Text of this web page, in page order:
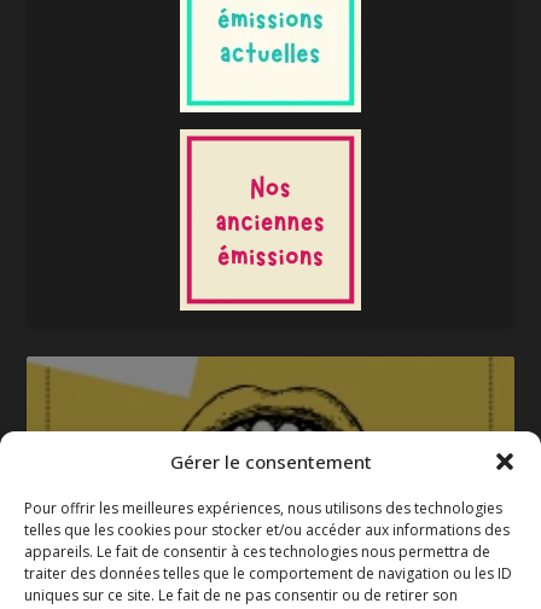
Gérer le consentement
Pour offrir les meilleures expériences, nous utilisons des technologies
telles que les cookies pour stocker et/ou accéder aux informations des
appareils. Le fait de consentir à ces technologies nous permettra de
traiter des données telles que le comportement de navigation ou les ID
uniques sur ce site. Le fait de ne pas consentir ou de retirer son
La gazette 2025-2026